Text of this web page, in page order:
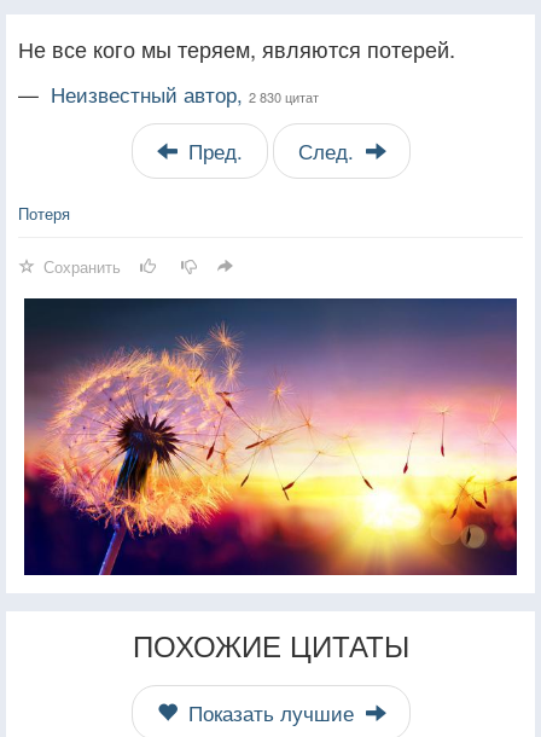
Не все кого мы теряем, являются потерей.
— Неизвестный автор, 2 830 цитат
Пред. След.
Потеря
Сохранить
ПОХОЖИЕ ЦИТАТЫ
Показать лучшие